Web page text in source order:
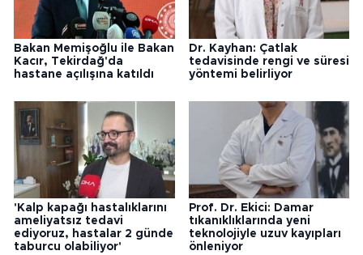
Bakan Memişoğlu ile Bakan
Kacır, Tekirdağ'da
hastane açılışına katıldı
Dr. Kayhan: Çatlak
tedavisinde rengi ve süresi
yöntemi belirliyor
'Kalp kapağı hastalıklarını
ameliyatsız tedavi
ediyoruz, hastalar 2 günde
taburcu olabiliyor'
Prof. Dr. Ekici: Damar
tıkanıklıklarında yeni
teknolojiyle uzuv kayıpları
önleniyor